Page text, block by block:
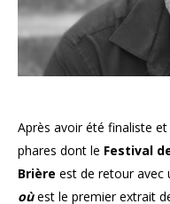
Après avoir été finaliste
phares dont le Festival
Brière est de retour avec
oùest le premier extrait